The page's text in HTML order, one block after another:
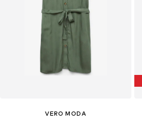
VERO MODA